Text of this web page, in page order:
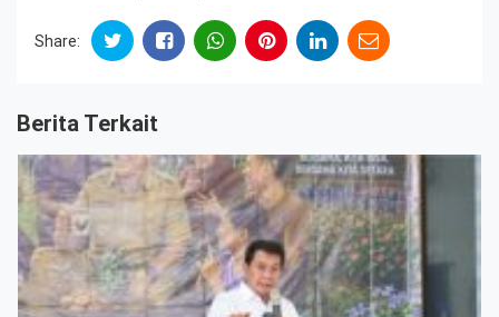
Share:
Berita Terkait